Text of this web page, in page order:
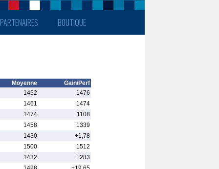
PARTENAIRES BOUTIQUE
Moyenne
Gain/Perf
1452
1476
1461
1474
1474
1108
1458
1339
1430
+1,78
1500
1512
1432
1283